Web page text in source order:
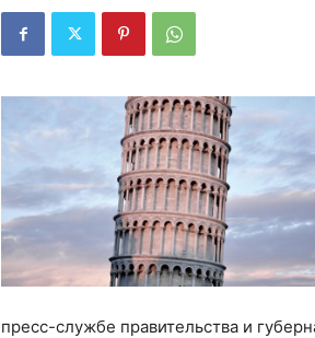
пресс-службе правительства и